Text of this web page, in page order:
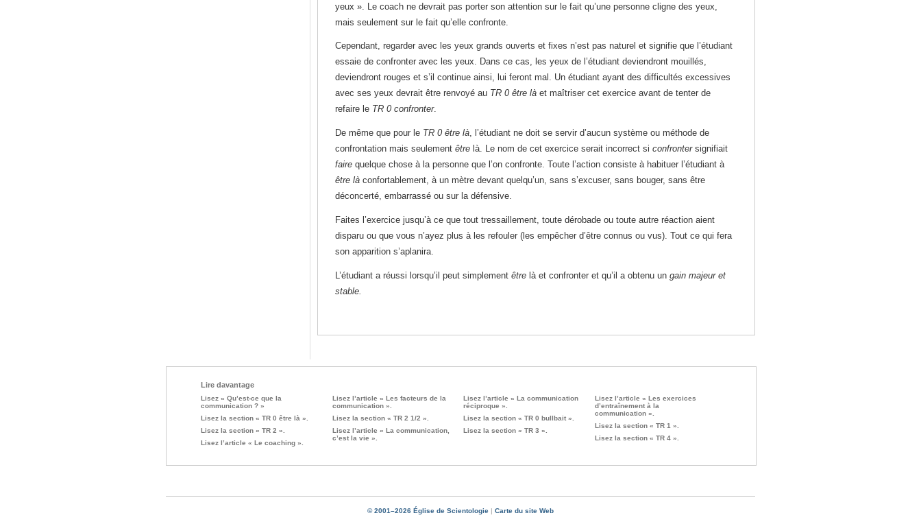
yeux ». Le coach ne devrait pas porter son attention sur le fait qu’une personne cligne des yeux,
mais seulement sur le fait qu’elle confronte.
Cependant, regarder avec les yeux grands ouverts et fixes n’est pas naturel et signifie que l’étudiant
essaie de confronter avec les yeux. Dans ce cas, les yeux de l’étudiant deviendront mouillés,
deviendront rouges et s’il continue ainsi, lui feront mal. Un étudiant ayant des difficultés excessives
avec ses yeux devrait être renvoyé au TR 0 être là et maîtriser cet exercice avant de tenter de
refaire le TR 0 confronter.
De même que pour le TR 0 être là, l’étudiant ne doit se servir d’aucun système ou méthode de
confrontation mais seulement être là. Le nom de cet exercice serait incorrect si confrontersignifiait
faire quelque chose à la personne que l’on confronte. Toute l’action consiste à habituer l’étudiant à
être là confortablement, à un mètre devant quelqu’un, sans s’excuser, sans bouger, sans être
déconcerté, embarrassé ou sur la défensive.
Faites l’exercice jusqu’à ce que tout tressaillement, toute dérobade ou toute autre réaction aient
disparu ou que vous n’ayez plus à les refouler (les empêcher d’être connus ou vus). Tout ce qui fera
son apparition s’aplanira.
L’étudiant a réussi lorsqu’il peut simplement être là et confronter et qu’il a obtenu un gain majeur et
stable.
Lire davantage
Lisez « Qu’est-ce que la
communication ? »
Lisez la section « TR 0 être là ».
Lisez la section « TR 2 ».
Lisez l’article « Le coaching ».
Lisez l’article « Les facteurs de la
communication ».
Lisez la section « TR 2 1/2 ».
Lisez l’article « La communication,
c’est la vie ».
Lisez l’article « La communication
réciproque ».
Lisez la section « TR 0 bullbait ».
Lisez la section « TR 3 ».
Lisez l’article « Les exercices
d’entraînement à la
communication ».
Lisez la section « TR 1 ».
Lisez la section « TR 4 ».
© 2001–2026 Église de Scientologie | Carte du site Web